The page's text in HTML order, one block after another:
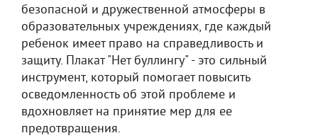
безопасной и дружественной атмосферы в
образовательных учреждениях, где каждый
ребенок имеет право на справедливость и
защиту. Плакат "Нет буллингу" - это сильный
инструмент, который помогает повысить
осведомленность об этой проблеме и
вдохновляет на принятие мер для ее
предотвращения.